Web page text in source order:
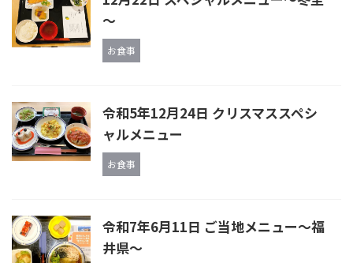
～
お食事
令和5年12月24日 クリスマススペシ
ャルメニュー
お食事
令和7年6月11日 ご当地メニュー〜福
井県〜